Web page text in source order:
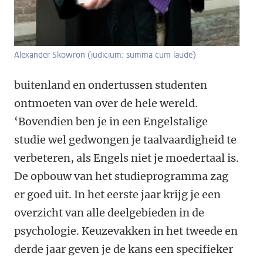
Alexander Skowron (judicium: summa cum laude)
buitenland en ondertussen studenten
ontmoeten van over de hele wereld.
‘Bovendien ben je in een Engelstalige
studie wel gedwongen je taalvaardigheid te
verbeteren, als Engels niet je moedertaal is.
De opbouw van het studieprogramma zag
er goed uit. In het eerste jaar krijg je een
overzicht van alle deelgebieden in de
psychologie. Keuzevakken in het tweede en
derde jaar geven je de kans een specifieker